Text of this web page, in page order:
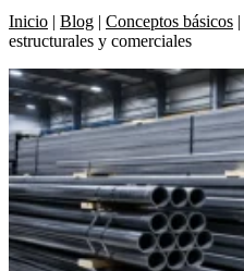
Inicio | Blog | Conceptos básicos |
estructurales y comerciales